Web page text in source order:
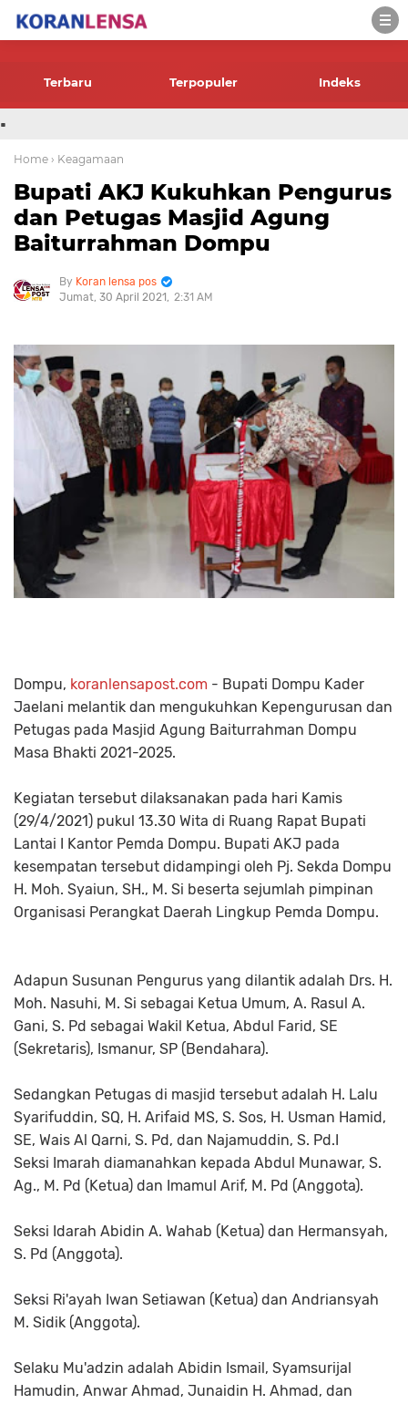
-->
Terbaru Terpopuler Indeks
.
Home › Keagamaan
Bupati AKJ Kukuhkan Pengurus
dan Petugas Masjid Agung
Baiturrahman Dompu
Koran lensa pos
Jumat, 30 April 2021
2:31 AM
Dompu, koranlensapost.com - Bupati Dompu Kader
Jaelani melantik dan mengukuhkan Kepengurusan dan
Petugas pada Masjid Agung Baiturrahman Dompu
Masa Bhakti 2021-2025.
Kegiatan tersebut dilaksanakan pada hari Kamis
(29/4/2021) pukul 13.30 Wita di Ruang Rapat Bupati
Lantai I Kantor Pemda Dompu. Bupati AKJ pada
kesempatan tersebut didampingi oleh Pj. Sekda Dompu
H. Moh. Syaiun, SH., M. Si beserta sejumlah pimpinan
Organisasi Perangkat Daerah Lingkup Pemda Dompu.
Adapun Susunan Pengurus yang dilantik adalah Drs. H.
Moh. Nasuhi, M. Si sebagai Ketua Umum, A. Rasul A.
Gani, S. Pd sebagai Wakil Ketua, Abdul Farid, SE
(Sekretaris), Ismanur, SP (Bendahara).
Sedangkan Petugas di masjid tersebut adalah H. Lalu
Syarifuddin, SQ, H. Arifaid MS, S. Sos, H. Usman Hamid,
SE, Wais Al Qarni, S. Pd, dan Najamuddin, S. Pd.I
Seksi Imarah diamanahkan kepada Abdul Munawar, S.
Ag., M. Pd (Ketua) dan Imamul Arif, M. Pd (Anggota).
Seksi Idarah Abidin A. Wahab (Ketua) dan Hermansyah,
S. Pd (Anggota).
Seksi Ri'ayah Iwan Setiawan (Ketua) dan Andriansyah
M. Sidik (Anggota).
Selaku Mu'adzin adalah Abidin Ismail, Syamsurijal
Hamudin, Anwar Ahmad, Junaidin H. Ahmad, dan